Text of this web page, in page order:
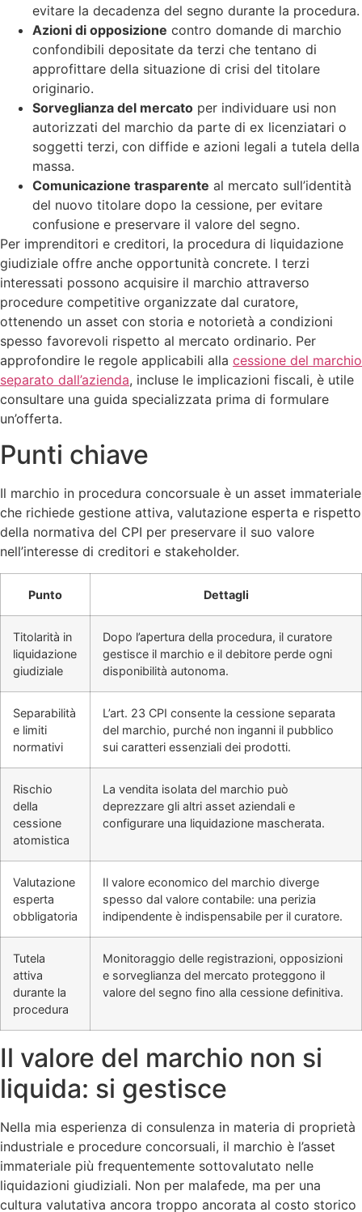
evitare la decadenza del segno durante la procedura.
Azioni di opposizione contro domande di marchio
confondibili depositate da terzi che tentano di
approfittare della situazione di crisi del titolare
originario.
Sorveglianza del mercato per individuare usi non
autorizzati del marchio da parte di ex licenziatari o
soggetti terzi, con diffide e azioni legali a tutela della
massa.
Comunicazione trasparente al mercato sull’identità
del nuovo titolare dopo la cessione, per evitare
confusione e preservare il valore del segno.
Per imprenditori e creditori, la procedura di liquidazione
giudiziale offre anche opportunità concrete. I terzi
interessati possono acquisire il marchio attraverso
procedure competitive organizzate dal curatore,
ottenendo un asset con storia e notorietà a condizioni
spesso favorevoli rispetto al mercato ordinario. Per
approfondire le regole applicabili alla cessione del marchio
separato dall’azienda, incluse le implicazioni fiscali, è utile
consultare una guida specializzata prima di formulare
un’offerta.
Punti chiave
Il marchio in procedura concorsuale è un asset immateriale
che richiede gestione attiva, valutazione esperta e rispetto
della normativa del CPI per preservare il suo valore
nell’interesse di creditori e stakeholder.
Punto Dettagli
Titolarità in
liquidazione
giudiziale
Dopo l’apertura della procedura, il curatore
gestisce il marchio e il debitore perde ogni
disponibilità autonoma.
Separabilità
e limiti
normativi
L’art. 23 CPI consente la cessione separata
del marchio, purché non inganni il pubblico
sui caratteri essenziali dei prodotti.
Rischio
della
cessione
atomistica
La vendita isolata del marchio può
deprezzare gli altri asset aziendali e
configurare una liquidazione mascherata.
Valutazione
esperta
obbligatoria
Il valore economico del marchio diverge
spesso dal valore contabile: una perizia
indipendente è indispensabile per il curatore.
Tutela
attiva
durante la
procedura
Monitoraggio delle registrazioni, opposizioni
e sorveglianza del mercato proteggono il
valore del segno fino alla cessione definitiva.
Il valore del marchio non si
liquida: si gestisce
Nella mia esperienza di consulenza in materia di proprietà
industriale e procedure concorsuali, il marchio è l’asset
immateriale più frequentemente sottovalutato nelle
liquidazioni giudiziali. Non per malafede, ma per una
cultura valutativa ancora troppo ancorata al costo storico